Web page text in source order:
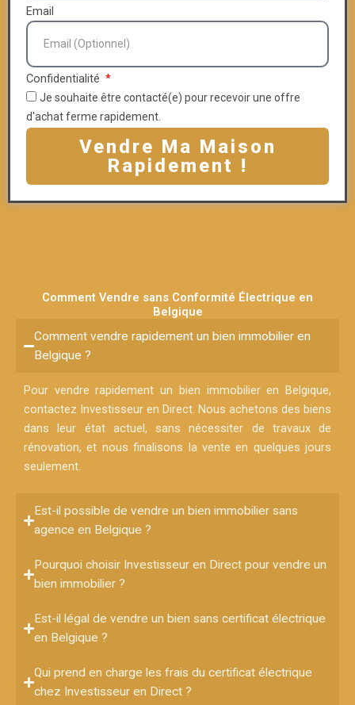
Email
Confidentialité
Je souhaite être contacté(e) pour recevoir une offre
d'achat ferme rapidement.
Vendre Ma Maison
Rapidement !
Comment Vendre sans Conformité Électrique en
Belgique
Comment vendre rapidement un bien immobilier en
Belgique ?
Pour vendre rapidement un bien immobilier en Belgique,
contactez Investisseur en Direct. Nous achetons des biens
dans leur état actuel, sans nécessiter de travaux de
rénovation, et nous finalisons la vente en quelques jours
seulement.
Est-il possible de vendre un bien immobilier sans
agence en Belgique ?
Pourquoi choisir Investisseur en Direct pour vendre un
bien immobilier ?
Est-il légal de vendre un bien sans certificat électrique
en Belgique ?
Qui prend en charge les frais du certificat électrique
chez Investisseur en Direct ?